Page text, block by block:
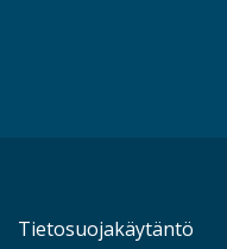
Tietosuojakäytäntö